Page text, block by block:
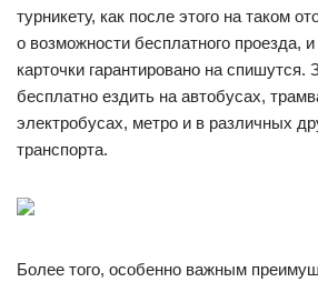
турникету, как после этого на таком
о возможности бесплатного проезда,
карточки гарантировано на спишутся.
бесплатно ездить на автобусах,
электробусах, метро и в различных
транспорта.
Более того, особенно важным